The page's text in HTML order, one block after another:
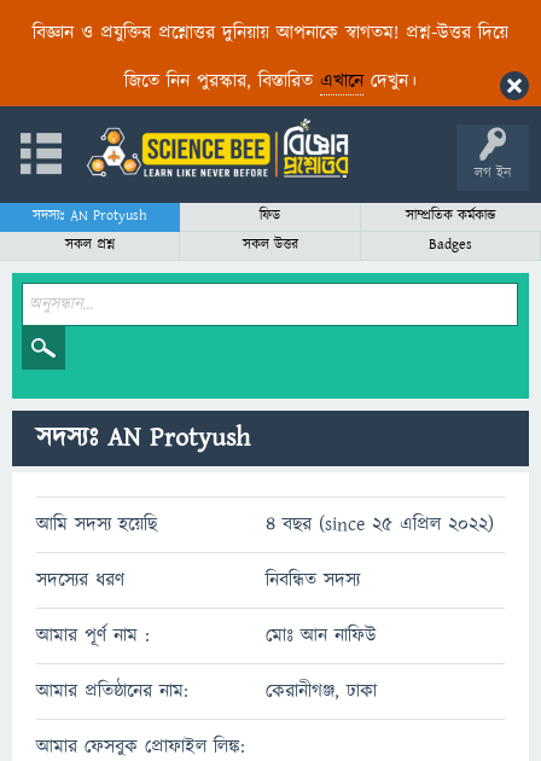
বিজ্ঞান ও প্রযুক্তির প্রশ্নোত্তর দুনিয়ায় আপনাকে স্বাগতম! প্রশ্ন-উত্তর দিয়ে
জিতে নিন পুরস্কার, বিস্তারিত এখানেদেখুন।
লগ ইন
সদস্যঃ AN Protyush ফিড
সাম্প্রতিক কর্মকান্ড
সকল প্রশ্ন
সকল উত্তর Badges
সদস্যঃ AN Protyush
আমি সদস্য হয়েছি 4 বছর (since 25 এপ্রিল 2022)
সদস্যের ধরণ নিবন্ধিত সদস্য
আমার পূর্ণ নাম : মোঃ আন নাফিউ
আমার প্রতিষ্ঠানের নাম: কেরানীগঞ্জ, ঢাকা
আমার ফেসবুক প্রোফাইল লিঙ্ক: